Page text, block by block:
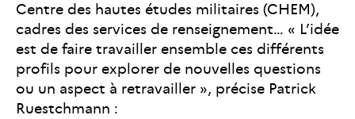
Centre des hautes études militaires (CHEM),
cadres des services de renseignement… « L’idée
est de faire travailler ensemble ces différents
profils pour explorer de nouvelles questions
ou un aspect à retravailler », précise Patrick
Ruestchmann :